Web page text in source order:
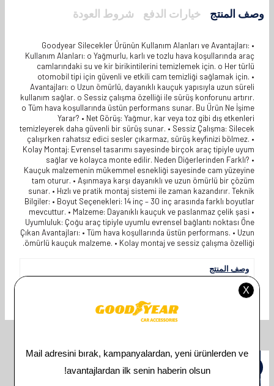
وصف المنتج خيارات الدفع شروط العودة
Goodyear Silecekler Ürünün Kullanım Alanları ve Avantajları: •
Kullanım Alanları: o Yağmurlu, karlı ve tozlu hava koşullarında araç
camlarındaki su ve kir birikintilerini temizlemek için. o Her türlü
otomobil tipi için güvenli ve etkili cam temizliği sağlamak için. •
Avantajları: o Uzun ömürlü, dayanıklı kauçuk yapısıyla uzun süreli
kullanım sağlar. o Sessiz çalışma özelliği ile sürüş konforunu artırır.
o Tüm hava koşullarında üstün performans sunar. Bu Ürün Ne İşime
Yarar? • Net Görüş: Yağmur, kar veya toz gibi dış etkenleri
temizleyerek daha güvenli bir sürüş sunar. • Sessiz Çalışma: Silecek
çalışırken rahatsız edici sesler çıkarmaz, sürüş keyfinizi bölmez. •
Kolay Montaj: Evrensel tasarımı sayesinde birçok araç tipiyle uyum
sağlar ve kolayca monte edilir. Neden Diğerlerinden Farklı? •
Kauçuk malzemenin mükemmel esnekliği sayesinde cam yüzeyine
tam oturur. • Aşınmaya karşı dayanıklı ve uzun ömürlü bir çözüm
sunar. • Hızlı ve pratik montaj sistemi ile zaman kazandırır. Teknik
Bilgiler: • Boyut Seçenekleri: 14 inç – 30 inç arasında farklı boyutlar
mevcuttur. • Malzeme: Dayanıklı kauçuk ve paslanmaz çelik şasi •
Uyumluluk: Çoğu araç tipiyle uyumlu evrensel bağlantı noktası Öne
Çıkan Avantajları: • Tüm hava koşullarında üstün performans. • Uzun
ömürlü kauçuk malzeme. • Kolay montaj ve sessiz çalışma özelliği.
وصف المنتج
Uyumlu Araç Modeli